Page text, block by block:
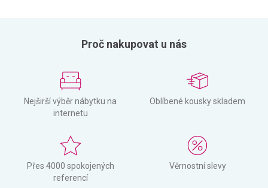
Proč nakupovat u nás
Nejširší výběr nábytku na
internetu
Oblíbené kousky skladem
Přes 4000 spokojených
referencí
Věrnostní slevy